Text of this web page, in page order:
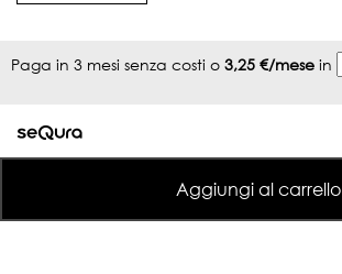
Paga in 3 mesi senza costi o 3,25 €/mese in
Aggiungi al carrello